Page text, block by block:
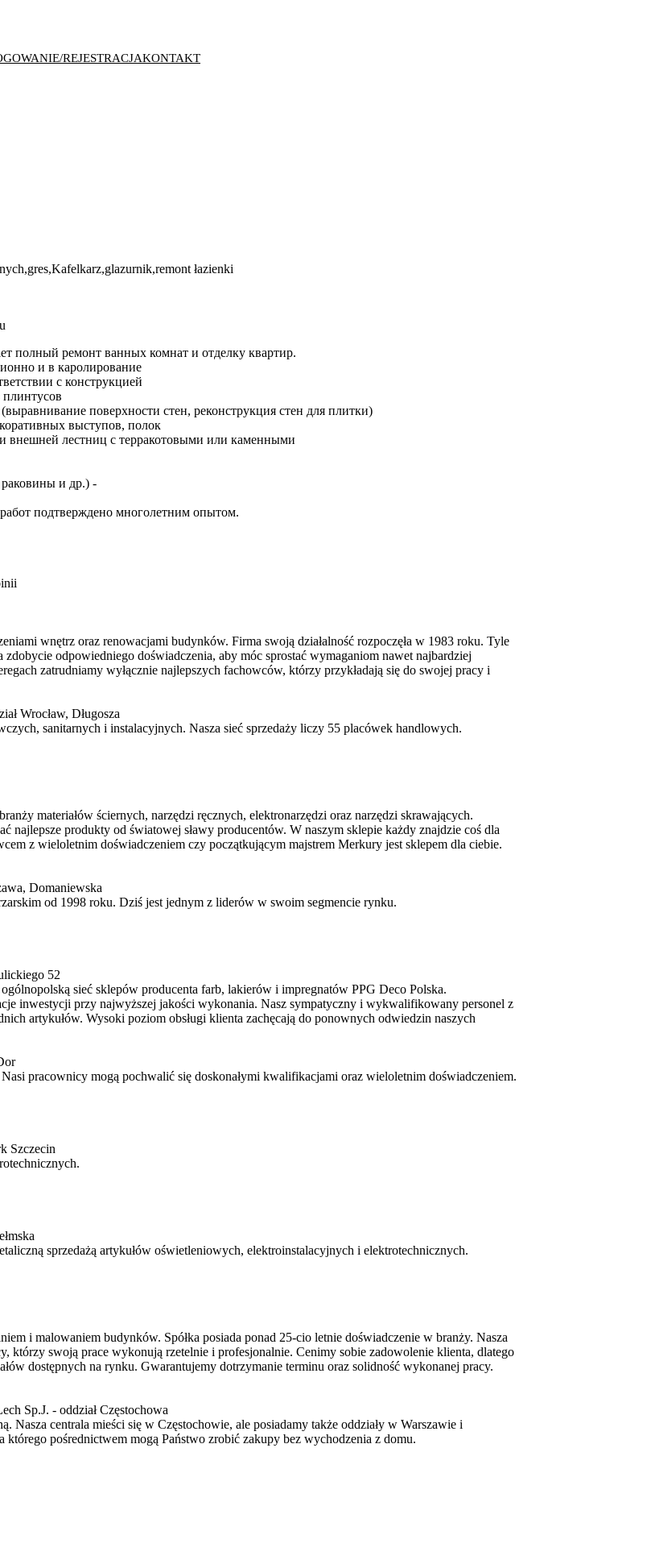
REJESTRACJAKONTAKT
łazienki
полный ремонт ванных комнат и отделку квартир.
и в каролирование
с конструкцией
плинтусов
поверхности стен, реконструкция стен для плитки)
выступов, полок
внешней лестниц с терракотовыми или каменными
раковины и др.) -
подтверждено многолетним опытом.
wnętrz oraz renowacjami budynków. Firma swoją działalność rozpoczęła w 1983 roku. Tyle
zdobycie odpowiedniego doświadczenia, aby móc sprostać wymaganiom nawet najbardziej
zatrudniamy wyłącznie najlepszych fachowców, którzy przykładają się do swojej pracy i
Wrocław, Długosza
sanitarnych i instalacyjnych. Nasza sieć sprzedaży liczy 55 placówek handlowych.
materiałów ściernych, narzędzi ręcznych, elektronarzędzi oraz narzędzi skrawających.
najlepsze produkty od światowej sławy producentów. W naszym sklepie każdy znajdzie coś dla
z wieloletnim doświadczeniem czy początkującym majstrem Merkury jest sklepem dla ciebie.
Domaniewska
od 1998 roku. Dziś jest jednym z liderów w swoim segmencie rynku.
52
sieć sklepów producenta farb, lakierów i impregnatów PPG Deco Polska.
inwestycji przy najwyższej jakości wykonania. Nasz sympatyczny i wykwalifikowany personel z
artykułów. Wysoki poziom obsługi klienta zachęcają do ponownych odwiedzin naszych
pracownicy mogą pochwalić się doskonałymi kwalifikacjami oraz wieloletnim doświadczeniem.
Szczecin
sprzedażą artykułów oświetleniowych, elektroinstalacyjnych i elektrotechnicznych.
i malowaniem budynków. Spółka posiada ponad 25-cio letnie doświadczenie w branży. Nasza
którzy swoją prace wykonują rzetelnie i profesjonalnie. Cenimy sobie zadowolenie klienta, dlatego
dostępnych na rynku. Gwarantujemy dotrzymanie terminu oraz solidność wykonanej pracy.
Sp.J. - oddział Częstochowa
Nasza centrala mieści się w Częstochowie, ale posiadamy także oddziały w Warszawie i
pośrednictwem mogą Państwo zrobić zakupy bez wychodzenia z domu.